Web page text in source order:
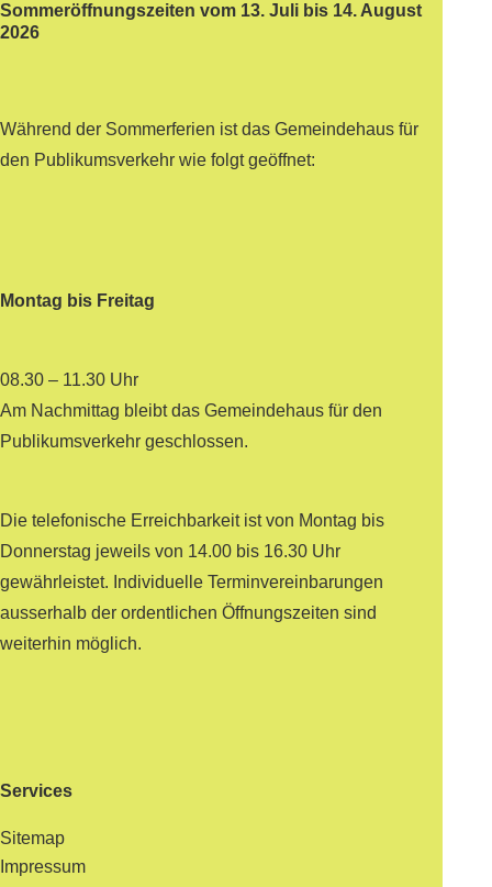
Sommeröffnungszeiten vom 13. Juli bis 14. August
2026
Während der Sommerferien ist das Gemeindehaus für
den Publikumsverkehr wie folgt geöffnet:
Montag bis Freitag
08.30 – 11.30 Uhr
Am Nachmittag bleibt das Gemeindehaus für den
Publikumsverkehr geschlossen.
Die telefonische Erreichbarkeit ist von Montag bis
Donnerstag jeweils von 14.00 bis 16.30 Uhr
gewährleistet. Individuelle Terminvereinbarungen
ausserhalb der ordentlichen Öffnungszeiten sind
weiterhin möglich.
Services
Sitemap
Impressum